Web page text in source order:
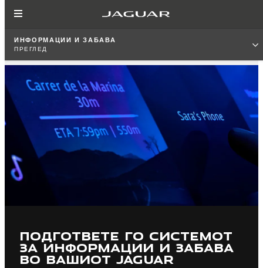
ИНФОРМАЦИИ И ЗАБАВА
ПРЕГЛЕД
ПОДГОТВЕТЕ ГО СИСТЕМОТ
ЗА ИНФОРМАЦИИ И ЗАБАВА
ВО ВАШИОТ JAGUAR